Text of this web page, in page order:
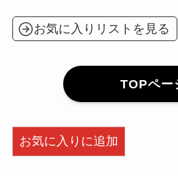
お気に入りリストを見る
TOPペー
お気に入りに追加